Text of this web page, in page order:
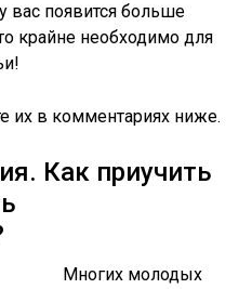
вас появится больше
крайне необходимо для
их в комментариях ниже.
Как приучить
Многих молодых